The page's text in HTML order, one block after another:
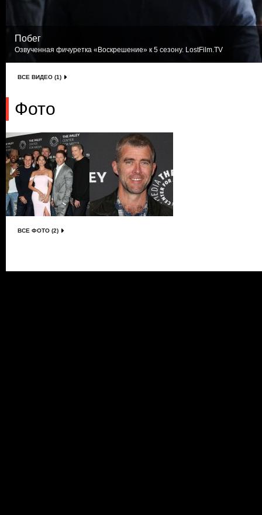
Побег
Озвученная фичуретка «Воскрешение» к 5 сезону. LostFilm.TV
ВСЕ ВИДЕО (1)
Фото
ВСЕ ФОТО (2)